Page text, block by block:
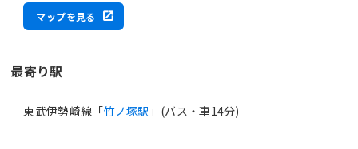
マップを見る
最寄り駅
東武伊勢崎線「竹ノ塚駅 」(バス・車14分)